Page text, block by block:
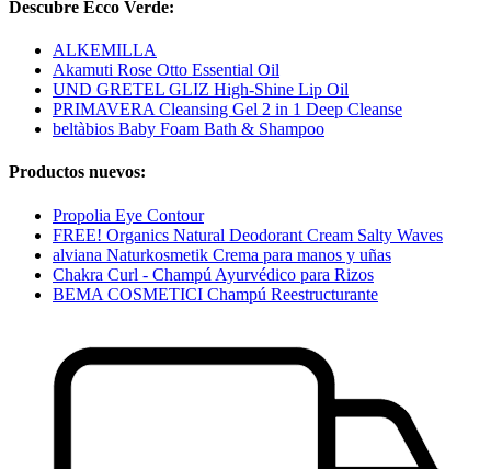
Descubre Ecco Verde:
ALKEMILLA
Akamuti Rose Otto Essential Oil
UND GRETEL GLIZ High-Shine Lip Oil
PRIMAVERA Cleansing Gel 2 in 1 Deep Cleanse
beltàbios Baby Foam Bath & Shampoo
Productos nuevos:
Propolia Eye Contour
FREE! Organics Natural Deodorant Cream Salty Waves
alviana Naturkosmetik Crema para manos y uñas
Chakra Curl - Champú Ayurvédico para Rizos
BEMA COSMETICI Champú Reestructurante